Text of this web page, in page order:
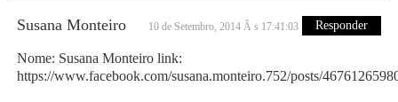
Susana Monteiro 10 de Setembro, 2014 Ã s 17:41:03 Responder
Nome: Susana Monteiro link:
https://www.facebook.com/susana.monteiro.752/posts/